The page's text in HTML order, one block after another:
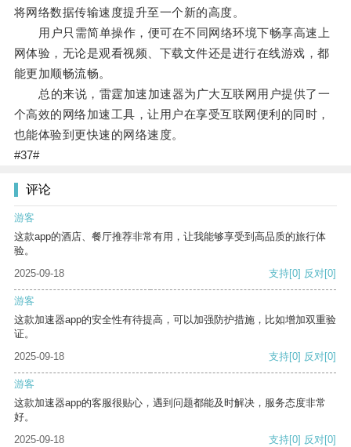
将网络数据传输速度提升至一个新的高度。
用户只需简单操作，便可在不同网络环境下畅享高速上
网体验，无论是观看视频、下载文件还是进行在线游戏，都
能更加顺畅流畅。
总的来说，雷霆加速加速器为广大互联网用户提供了一
个高效的网络加速工具，让用户在享受互联网便利的同时，
也能体验到更快速的网络速度。
#37#
评论
游客
这款app的酒店、餐厅推荐非常有用，让我能够享受到高品质的旅行体
验。
2025-09-18
支持[0] 反对[0]
游客
这款加速器app的安全性有待提高，可以加强防护措施，比如增加双重验
证。
2025-09-18
支持[0] 反对[0]
游客
这款加速器app的客服很贴心，遇到问题都能及时解决，服务态度非常
好。
2025-09-18
支持[0] 反对[0]